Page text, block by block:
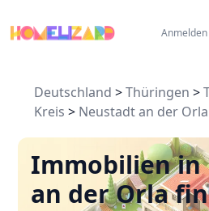
Anmelden
Deutschland >Thüringen >
Kreis > Neustadt an der Orla
Immobilien in
an der Orla